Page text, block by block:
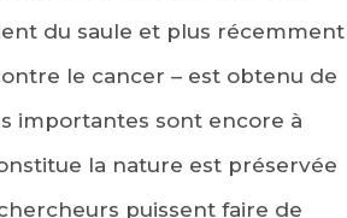
du saule et plus récemment
le cancer – est obtenu de
importantes sont encore à
la nature est préservée
puissent faire de